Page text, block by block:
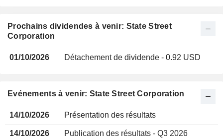
Prochains dividendes à venir: State Street
Corporation
01/10/2026 Détachement de dividende - 0.92 USD
Evénements à venir: State Street Corporation
14/10/2026 Présentation des résultats
14/10/2026 Publication des résultats - Q3 2026